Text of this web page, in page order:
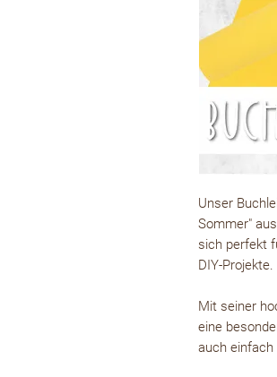
Unser
Sommer"
sich perfekt
DIY-Projekte.
Mit seiner
eine
auch einfach